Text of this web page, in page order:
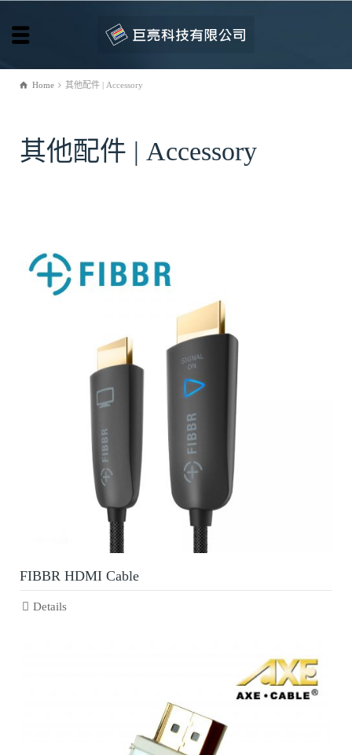
Home 其他配件 | Accessory
其他配件 | Accessory
FIBBR HDMI Cable
Details